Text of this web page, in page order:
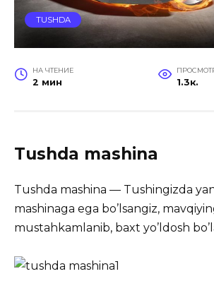
TUSHDA
НА ЧТЕНИЕ
2 мин 1.3к.
Tushda mashina
Tushda mashina — Tushingizda
mashinaga ega bo’lsangiz,
mustahkamlanib, baxt yo’ldosh